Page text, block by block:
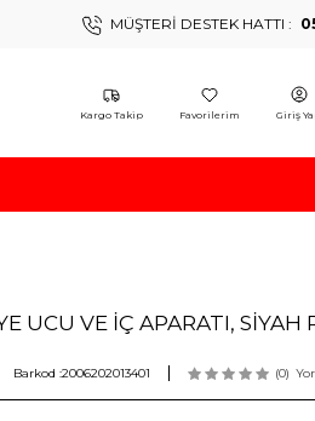
MÜŞTERI DESTEK HATTI :
Kargo Takip Favorilerim Giriş
UCU VE İÇ APARATI, SİYAH
Barkod :2006202013401 (0)